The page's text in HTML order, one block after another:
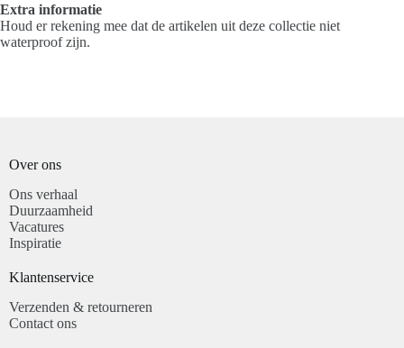
Extra informatie
Houd er rekening mee dat de artikelen uit deze collectie niet
waterproof zijn.
Over ons
Ons verhaal
Duurzaamheid
Vacatures
Inspiratie
Klantenservice​
Verzenden & retourneren
Contact ons